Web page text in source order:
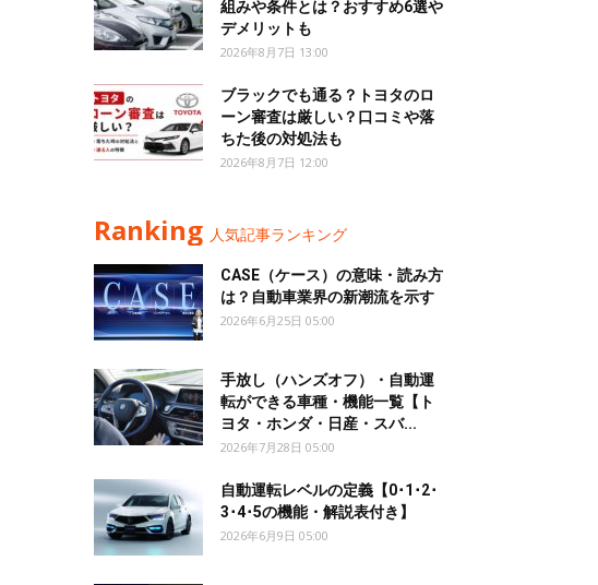
組みや条件とは？おすすめ6選や
デメリットも
2026年8月7日 13:00
ブラックでも通る？トヨタのロ
ーン審査は厳しい？口コミや落
ちた後の対処法も
2026年8月7日 12:00
Ranking 人気記事ランキング
CASE（ケース）の意味・読み方
は？自動車業界の新潮流を示す
2026年6月25日 05:00
手放し（ハンズオフ）・自動運
転ができる車種・機能一覧【ト
ヨタ・ホンダ・日産・スバ...
2026年7月28日 05:00
自動運転レベルの定義【0･1･2･
3･4･5の機能・解説表付き】
2026年6月9日 05:00